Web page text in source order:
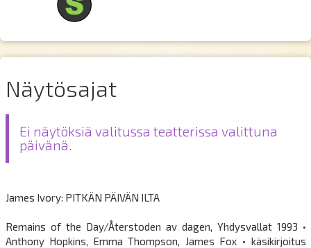
Näytösajat
Ei näytöksiä valitussa teatterissa valittuna
päivänä.
James Ivory: PITKÄN PÄIVÄN ILTA
Remains of the Day/Återstoden av dagen, Yhdysvallat 1993 •
Anthony Hopkins, Emma Thompson, James Fox • käsikirjoitus